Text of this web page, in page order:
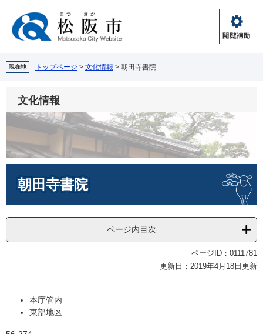
へ
閲
覧
現在地 トップページ > 文化情報 > 朝田寺書院
文化情報
朝田寺書院
ページ内目次
ページID：0111781
更新日：2019年4月18日更新
本庁管内
東部地区